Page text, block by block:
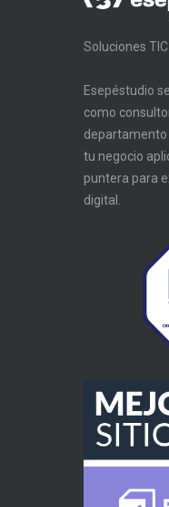
Soluciones
Esepéstudio
como
departamento
tu negocio
puntera para
digital.